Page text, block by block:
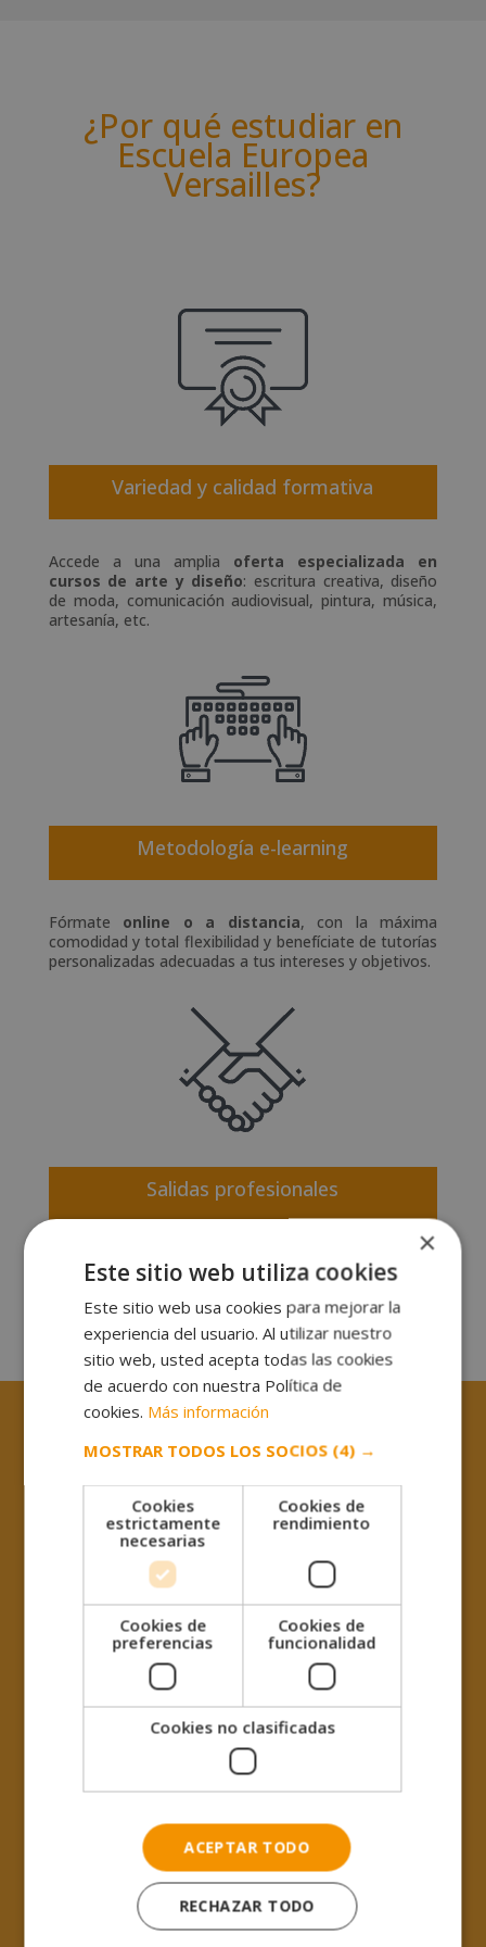
¿Por qué estudiar en
Escuela Europea
Versailles?
Variedad y calidad formativa
Accede a una amplia oferta especializada en
cursos de arte y diseño: escritura creativa, diseño
de moda, comunicación audiovisual, pintura, música,
artesanía, etc.
Metodología e-learning
Fórmate online o a distancia, con la máxima
comodidad y total flexibilidad y benefíciate de tutorías
personalizadas adecuadas a tus intereses y objetivos.
Salidas profesionales
Descubre los trabajos que podrás desempeñar con
nuestros cursos de arte y diseño y potencia tus
oportunidades de crecimientoen los sectores más
Solicita información:
×
Este sitio web utiliza cookies
Este sitio web usa cookies para mejorar la
experiencia del usuario. Al utilizar nuestro
sitio web, usted acepta todas las cookies
de acuerdo con nuestra Política de
cookies. Más información
MOSTRAR TODOS LOS SOCIOS (4) →
Cookies
estrictamente
necesarias
Cookies de
rendimiento
Cookies de
preferencias
Cookies de
funcionalidad
Cookies no clasificadas
ACEPTAR TODO
RECHAZAR TODO